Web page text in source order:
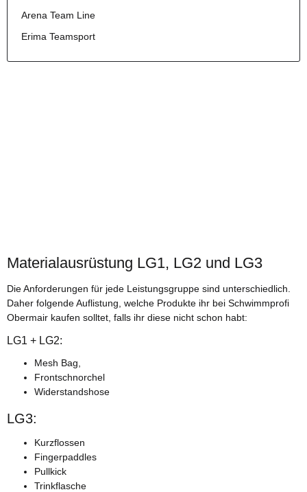
Arena Team Line
Erima Teamsport
Badekappen bedrucken lassen
Sie möchten Silikon Badekappen für den Schwimmverein,
Schwimmschule oder Schulklasse mit einem Schriftzug oder
einem Vereinslogo bedrucken lassen?
Weiter
Arena Powerskin Primo Wettkampfkollektion
Welche Gründe sprechen für den Powerskin Primo von arena
und warum lohnt sich der Kauf? Hier klicken für den ganzen
Beitrag.
Weiter
Materialausrüstung LG1, LG2 und LG3
Die Anforderungen für jede Leistungsgruppe sind unterschiedlich.
Daher folgende Auflistung, welche Produkte ihr bei Schwimmprofi
Obermair kaufen solltet, falls ihr diese nicht schon habt:
LG1 + LG2:
Mesh Bag,
Frontschnorchel
Widerstandshose
LG3:
Kurzflossen
Fingerpaddles
Pullkick
Trinkflasche